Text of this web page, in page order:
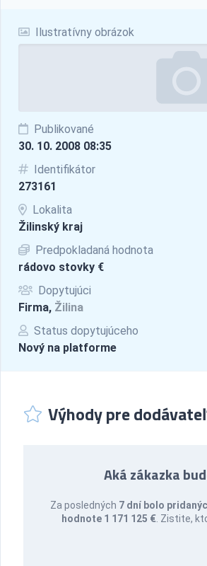
Ilustratívny obrázok
Publikované
30. 10. 2008 08:35
Identifikátor
273161
Lokalita
Žilinský kraj
Predpokladaná hodnota
rádovo stovky €
Dopytujúci
Firma, Žilina
Status dopytujúceho
Nový na platforme
Výhody pre
Aká zákazka
Za posledných 7 dní bolo
hodnote 1 171 125 € . Zistite,